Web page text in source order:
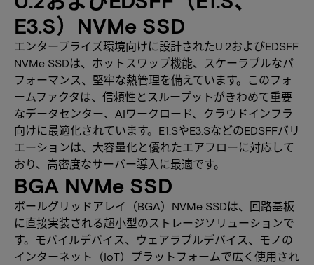
E3.S）NVMe SSD
エンタープライズ環境向けに設計されたU.2およびEDSFF
NVMe SSDは、ホットスワップ機能、スケーラブルなパ
フォーマンス、堅牢な熱管理を備えています。このフォ
ームファクタは、信頼性とスループットがきわめて重要
なデータセンター、AIワークロード、クラウドインフラ
向けに最適化されています。E1.SやE3.SなどのEDSFFバリ
エーションは、大容量化と優れたエアフローに対応して
おり、高密度なサーバー導入に最適です。
BGA NVMe SSD
ボールグリッドアレイ（BGA）NVMe SSDは、回路基板
に直接実装される超小型のストレージソリューションで
す。モバイルデバイス、ウェアラブルデバイス、モノの
インターネット（IoT）プラットフォームで広く使用され